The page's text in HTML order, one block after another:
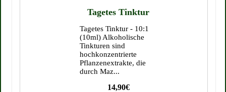
Tagetes Tinktur
Tagetes Tinktur - 10:1
(10ml) Alkoholische
Tinkturen sind
hochkonzentrierte
Pflanzenextrakte, die
durch Maz...
14,90€